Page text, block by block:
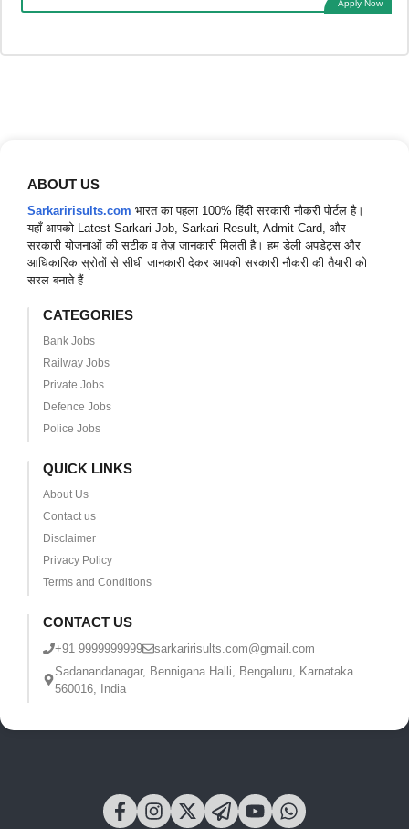
Apply Now
ABOUT US
Sarkaririsults.com भारत का पहला 100% हिंदी सरकारी नौकरी पोर्टल है।
यहाँ आपको Latest Sarkari Job, Sarkari Result, Admit Card, और
सरकारी योजनाओं की सटीक व तेज़ जानकारी मिलती है। हम डेली अपडेट्स और
आधिकारिक स्रोतों से सीधी जानकारी देकर आपकी सरकारी नौकरी की तैयारी को
सरल बनाते हैं
CATEGORIES
Bank Jobs
Railway Jobs
Private Jobs
Defence Jobs
Police Jobs
QUICK LINKS
About Us
Contact us
Disclaimer
Privacy Policy
Terms and Conditions
CONTACT US
+91 9999999999
sarkaririsults.com@gmail.com
Sadanandanagar, Bennigana Halli, Bengaluru, Karnataka
560016, India